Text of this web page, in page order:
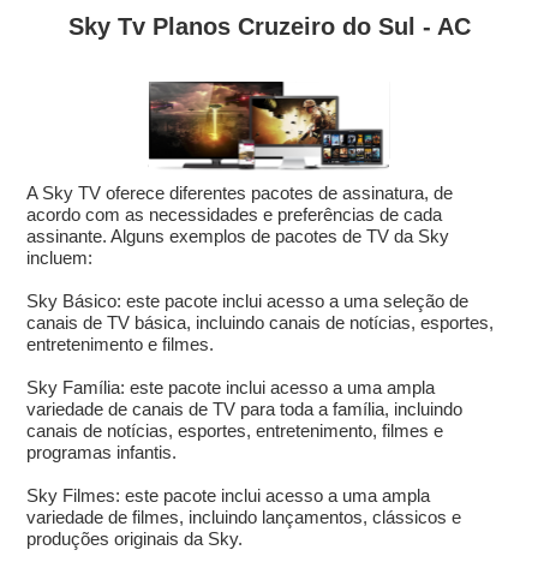
Sky Tv Planos Cruzeiro do Sul - AC
A Sky TV oferece diferentes pacotes de assinatura, de
acordo com as necessidades e preferências de cada
assinante. Alguns exemplos de pacotes de TV da Sky
incluem:
Sky Básico: este pacote inclui acesso a uma seleção de
canais de TV básica, incluindo canais de notícias, esportes,
entretenimento e filmes.
Sky Família: este pacote inclui acesso a uma ampla
variedade de canais de TV para toda a família, incluindo
canais de notícias, esportes, entretenimento, filmes e
programas infantis.
Sky Filmes: este pacote inclui acesso a uma ampla
variedade de filmes, incluindo lançamentos, clássicos e
produções originais da Sky.